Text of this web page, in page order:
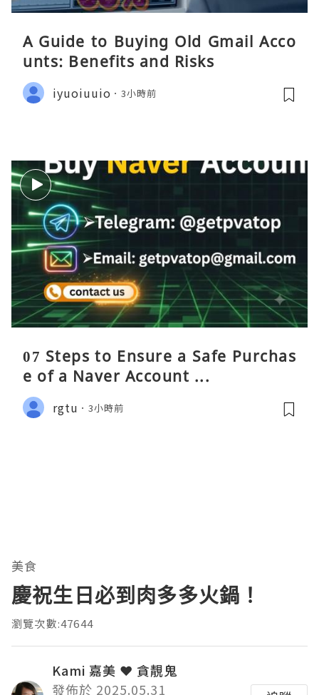
A Guide to Buying Old Gmail Acco
unts: Benefits and Risks
iyuoiuuio 3小時前
07 Steps to Ensure a Safe Purchas
e of a Naver Account ...
rgtu 3小時前
美食
慶祝生日必到肉多多火鍋！
瀏覽次數:47644
Kami 嘉美 ❤ 貪靚鬼
發佈於 2025.05.31